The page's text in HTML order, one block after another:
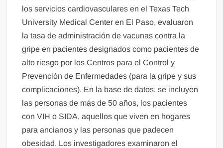
los servicios cardiovasculares en el Texas Tech
University Medical Center en El Paso, evaluaron
la tasa de administración de vacunas contra la
gripe en pacientes designados como pacientes de
alto riesgo por los Centros para el Control y
Prevención de Enfermedades (para la gripe y sus
complicaciones). En la base de datos, se incluyen
las personas de más de 50 años, los pacientes
con VIH o SIDA, aquellos que viven en hogares
para ancianos y las personas que padecen
obesidad. Los investigadores examinaron el